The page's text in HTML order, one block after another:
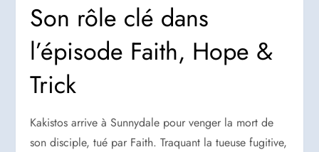
Son rôle clé dans
l’épisode Faith, Hope &
Trick
Kakistos arrive à Sunnydale pour venger la mort de
son disciple, tué par Faith. Traquant la tueuse fugitive,